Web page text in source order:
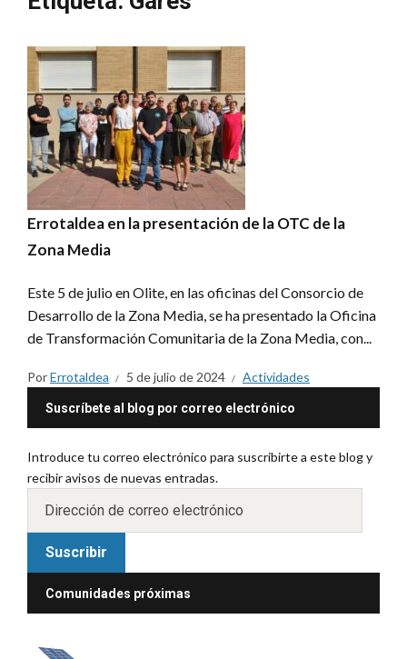
Errotaldea en la presentación de la OTC de la
Zona Media
Este 5 de julio en Olite, en las oficinas del Consorcio de
Desarrollo de la Zona Media, se ha presentado la Oficina
de Transformación Comunitaria de la Zona Media, con...
PorErrotaldea 5 de julio de 2024 Actividades
Suscríbete al blog por correo electrónico
Introduce tu correo electrónico para suscribirte a este blog y
recibir avisos de nuevas entradas.
Suscribir
Comunidades próximas